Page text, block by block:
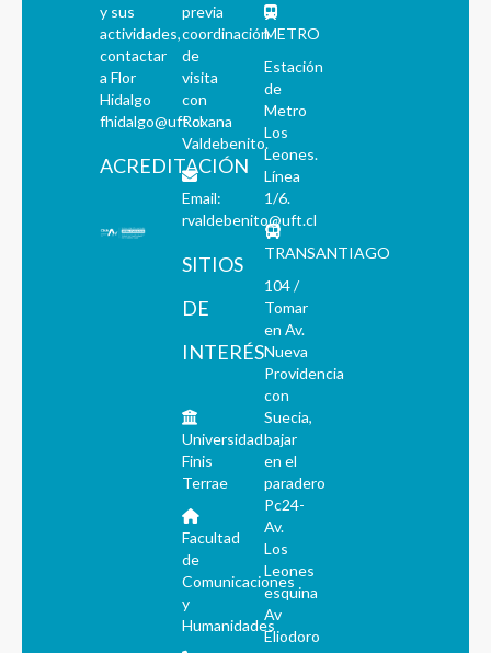
y sus
actividades,
contactar
a Flor
Hidalgo
fhidalgo@uft.cl
ACREDITACIÓN
previa
coordinación
de
visita
con
Roxana
Valdebenito.
Email:
rvaldebenito@uft.cl
SITIOS
DE
INTERÉS
Universidad
Finis
Terrae
Facultad
de
Comunicaciones
y
Humanidades
METRO
Estación
de
Metro
Los
Leones.
Línea
1/6.
TRANSANTIAGO
104 /
Tomar
en Av.
Nueva
Providencia
con
Suecia,
bajar
en el
paradero
Pc24-
Av.
Los
Leones
esquina
Av
Eliodoro